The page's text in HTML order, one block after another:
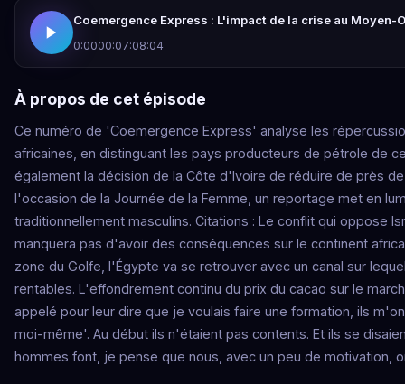
Coemergence Express : L'impact de la crise au
0:0000:07:08:04
À propos de cet épisode
Ce numéro de 'Coemergence Express' analyse les
africaines, en distinguant les pays producteurs de pétrole de
également la décision de la Côte d'Ivoire de réduire de près
l'occasion de la Journée de la Femme, un reportage met en
traditionnellement masculins. Citations : Le conflit qui oppose
manquera pas d'avoir des conséquences sur le continent
zone du Golfe, l'Égypte va se retrouver avec un canal sur
rentables. L'effondrement continu du prix du cacao sur le
appelé pour leur dire que je voulais faire une formation, ils
moi-même'. Au début ils n'étaient pas contents. Et ils se
hommes font, je pense que nous, avec un peu de motivation,